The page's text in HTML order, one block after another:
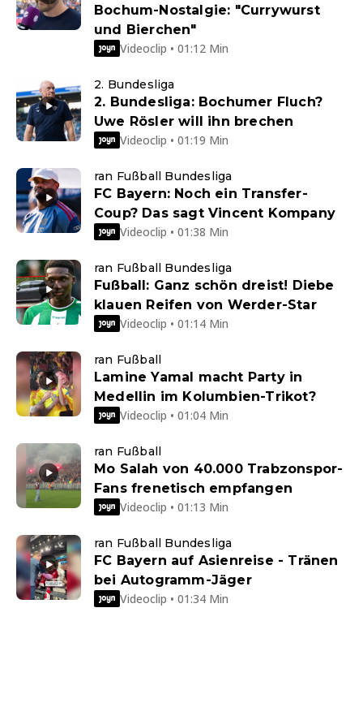
Bochum-Nostalgie: "Currywurst
und Bierchen"
Videoclip • 01:12 Min
2. Bundesliga
2. Bundesliga: Bochumer Fluch?
Uwe Rösler will ihn brechen
Videoclip • 01:19 Min
ran Fußball Bundesliga
FC Bayern: Noch ein Transfer-
Coup? Das sagt Vincent Kompany
Videoclip • 01:38 Min
ran Fußball Bundesliga
Fußball: Ganz schön dreist! Diebe
klauen Reifen von Werder-Star
Videoclip • 01:14 Min
ran Fußball
Lamine Yamal macht Party in
Medellin im Kolumbien-Trikot?
Videoclip • 01:04 Min
ran Fußball
Mo Salah von 40.000 Trabzonspor-
Fans frenetisch empfangen
Videoclip • 01:13 Min
ran Fußball Bundesliga
FC Bayern auf Asienreise - Tränen
bei Autogramm-Jäger
Videoclip • 01:34 Min